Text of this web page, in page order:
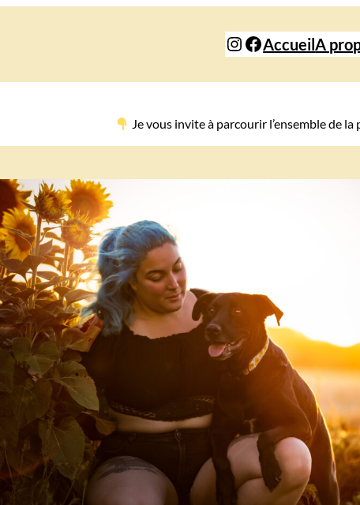
Instagram Facebook AccueilA
Je vous invite à parcourir l’ensemble de